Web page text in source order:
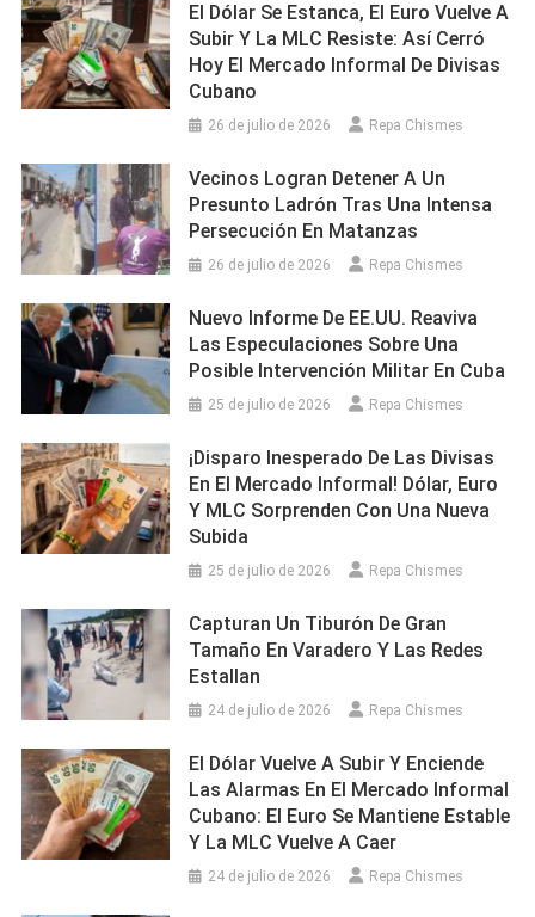
El Dólar Se Estanca, El Euro Vuelve A
Subir Y La MLC Resiste: Así Cerró
Hoy El Mercado Informal De Divisas
Cubano
26 de julio de 2026 Repa Chismes
Vecinos Logran Detener A Un
Presunto Ladrón Tras Una Intensa
Persecución En Matanzas
26 de julio de 2026 Repa Chismes
Nuevo Informe De EE.UU. Reaviva
Las Especulaciones Sobre Una
Posible Intervención Militar En Cuba
25 de julio de 2026 Repa Chismes
¡Disparo Inesperado De Las Divisas
En El Mercado Informal! Dólar, Euro
Y MLC Sorprenden Con Una Nueva
Subida
25 de julio de 2026 Repa Chismes
Capturan Un Tiburón De Gran
Tamaño En Varadero Y Las Redes
Estallan
24 de julio de 2026 Repa Chismes
El Dólar Vuelve A Subir Y Enciende
Las Alarmas En El Mercado Informal
Cubano: El Euro Se Mantiene Estable
Y La MLC Vuelve A Caer
24 de julio de 2026 Repa Chismes